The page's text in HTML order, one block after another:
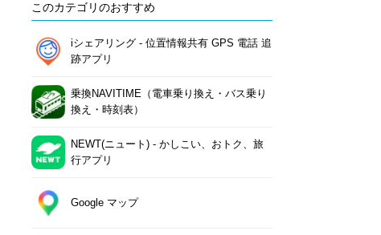
このカテゴリのおすすめ
iシェアリング - 位置情報共有 GPS 電話 追
跡アプリ
乗換NAVITIME（電車乗り換え・バス乗り
換え・時刻表）
NEWT(ニュート) - かしこい、おトク、旅
行アプリ
Google マップ